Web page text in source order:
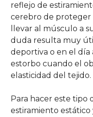
reflejo de
cerebro de proteger
llevar al músculo a
duda resulta muy
deportiva o en el día
estorbo cuando el
elasticidad del tejido.
Para hacer este tipo
estiramiento estático